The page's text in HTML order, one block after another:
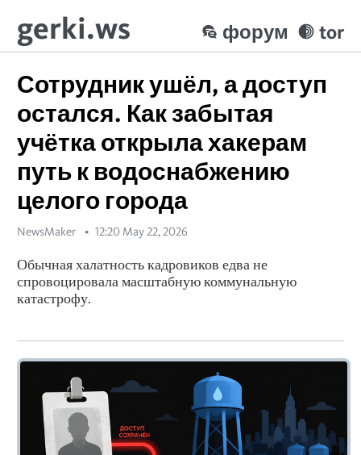
gerki.ws tor
форум
Сотрудник ушёл, а доступ
остался. Как забытая
учётка открыла хакерам
путь к водоснабжению
целого города
NewsMaker 12:20 May 22, 2026
Обычная халатность кадровиков едва не
спровоцировала масштабную коммунальную
катастрофу.